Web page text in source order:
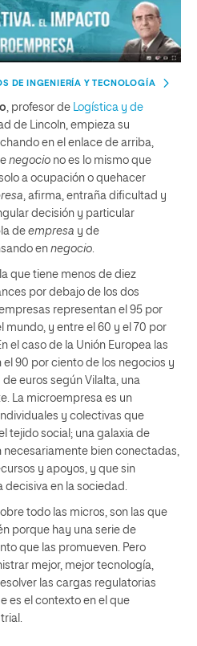
DE INGENIERÍA Y TECNOLOGÍA
, profesor de Logística y de
de Lincoln, empieza su
en el enlace de arriba,
negocio no es lo mismo que
a ocupación o quehacer
, afirma, entraña dificultad y
decisión y particular
de empresa y de
en negocio.
que tiene menos de diez
por debajo de los dos
representan el 95 por
mundo, y entre el 60 y el 70 por
el caso de la Unión Europea las
90 por ciento de los negocios y
euros según Vilalta, una
La microempresa es un
y colectivas que
tejido social; una galaxia de
necesariamente bien conectadas,
y apoyos, y que sin
en la sociedad.
todo las micros, son las que
porque hay una serie de
que las promueven. Pero
mejor, mejor tecnología,
las cargas regulatorias
es el contexto en el que